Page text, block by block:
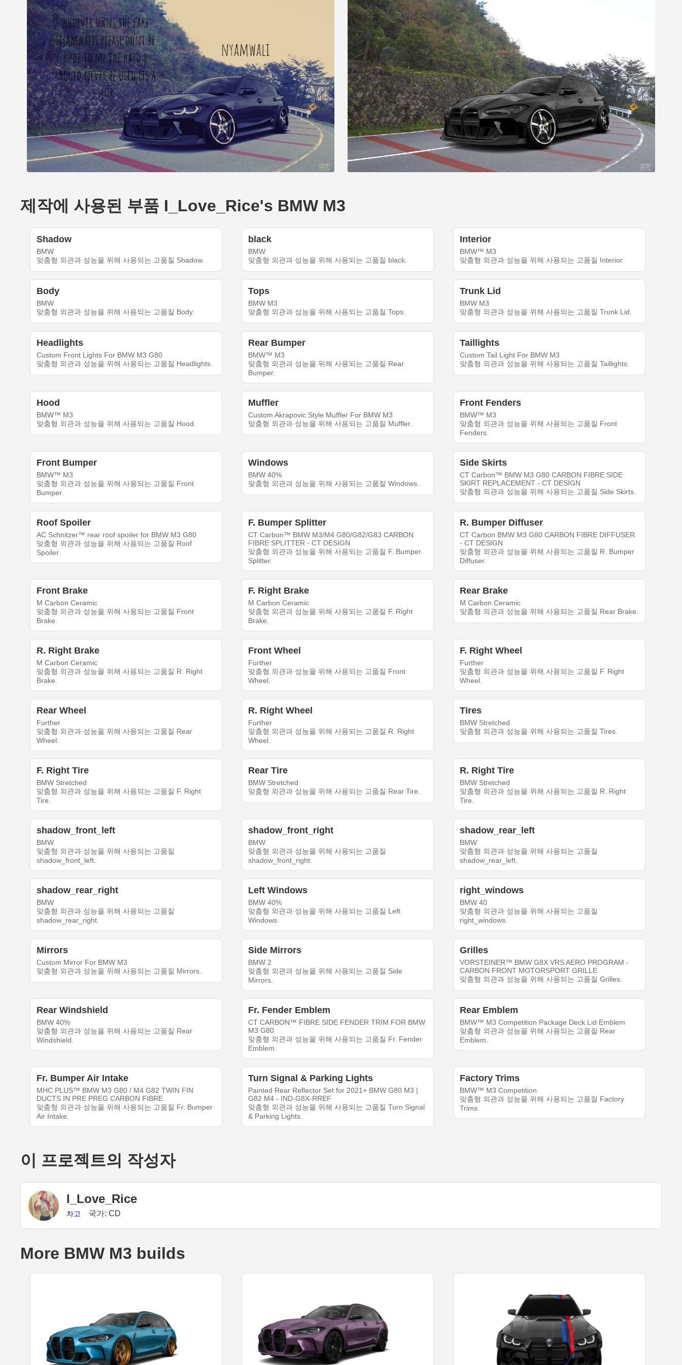
제작에 사용된 부품 I_Love_Rice's BMW M3
Shadow
BMW
맞춤형 외관과 성능을 위해 사용되는 고품질 Shadow.
black
BMW
맞춤형 외관과 성능을 위해 사용되는 고품질 black.
Interior
BMW™ M3
맞춤형 외관과 성능을 위해 사용되는 고품질 Interior.
Body
BMW
맞춤형 외관과 성능을 위해 사용되는 고품질 Body.
Tops
BMW M3
맞춤형 외관과 성능을 위해 사용되는 고품질 Tops.
Trunk Lid
BMW M3
맞춤형 외관과 성능을 위해 사용되는 고품질 Trunk Lid.
Headlights
Custom Front Lights For BMW M3 G80
맞춤형 외관과 성능을 위해 사용되는 고품질 Headlights.
Rear Bumper
BMW™ M3
맞춤형 외관과 성능을 위해 사용되는 고품질 Rear
Bumper.
Taillights
Custom Tail Light For BMW M3
맞춤형 외관과 성능을 위해 사용되는 고품질 Taillights.
Hood
BMW™ M3
맞춤형 외관과 성능을 위해 사용되는 고품질 Hood.
Muffler
Custom Akrapovic Style Muffler For BMW M3
맞춤형 외관과 성능을 위해 사용되는 고품질 Muffler.
Front Fenders
BMW™ M3
맞춤형 외관과 성능을 위해 사용되는 고품질 Front
Fenders.
Front Bumper
BMW™ M3
맞춤형 외관과 성능을 위해 사용되는 고품질 Front
Bumper.
Windows
BMW 40%
맞춤형 외관과 성능을 위해 사용되는 고품질 Windows.
Side Skirts
CT Carbon™ BMW M3 G80 CARBON FIBRE SIDE
SKIRT REPLACEMENT - CT DESIGN
맞춤형 외관과 성능을 위해 사용되는 고품질 Side Skirts.
Roof Spoiler
AC Schnitzer™ rear roof spoiler for BMW M3 G80
맞춤형 외관과 성능을 위해 사용되는 고품질 Roof
Spoiler.
F. Bumper Splitter
CT Carbon™ BMW M3/M4 G80/G82/G83 CARBON
FIBRE SPLITTER - CT DESIGN
맞춤형 외관과 성능을 위해 사용되는 고품질 F. Bumper
Splitter.
R. Bumper Diffuser
CT Carbon BMW M3 G80 CARBON FIBRE DIFFUSER
- CT DESIGN
맞춤형 외관과 성능을 위해 사용되는 고품질 R. Bumper
Diffuser.
Front Brake
M Carbon Ceramic
맞춤형 외관과 성능을 위해 사용되는 고품질 Front
Brake.
F. Right Brake
M Carbon Ceramic
맞춤형 외관과 성능을 위해 사용되는 고품질 F. Right
Brake.
Rear Brake
M Carbon Ceramic
맞춤형 외관과 성능을 위해 사용되는 고품질 Rear Brake.
R. Right Brake
M Carbon Ceramic
맞춤형 외관과 성능을 위해 사용되는 고품질 R. Right
Brake.
Front Wheel
Further
맞춤형 외관과 성능을 위해 사용되는 고품질 Front
Wheel.
F. Right Wheel
Further
맞춤형 외관과 성능을 위해 사용되는 고품질 F. Right
Wheel.
Rear Wheel
Further
맞춤형 외관과 성능을 위해 사용되는 고품질 Rear
Wheel.
R. Right Wheel
Further
맞춤형 외관과 성능을 위해 사용되는 고품질 R. Right
Wheel.
Tires
BMW Stretched
맞춤형 외관과 성능을 위해 사용되는 고품질 Tires.
F. Right Tire
BMW Stretched
맞춤형 외관과 성능을 위해 사용되는 고품질 F. Right
Tire.
Rear Tire
BMW Stretched
맞춤형 외관과 성능을 위해 사용되는 고품질 Rear Tire.
R. Right Tire
BMW Stretched
맞춤형 외관과 성능을 위해 사용되는 고품질 R. Right
Tire.
shadow_front_left
BMW
맞춤형 외관과 성능을 위해 사용되는 고품질
shadow_front_left.
shadow_front_right
BMW
맞춤형 외관과 성능을 위해 사용되는 고품질
shadow_front_right.
shadow_rear_left
BMW
맞춤형 외관과 성능을 위해 사용되는 고품질
shadow_rear_left.
shadow_rear_right
BMW
맞춤형 외관과 성능을 위해 사용되는 고품질
shadow_rear_right.
Left Windows
BMW 40%
맞춤형 외관과 성능을 위해 사용되는 고품질 Left
Windows.
right_windows
BMW 40
맞춤형 외관과 성능을 위해 사용되는 고품질
right_windows.
Mirrors
Custom Mirror For BMW M3
맞춤형 외관과 성능을 위해 사용되는 고품질 Mirrors.
Side Mirrors
BMW 2
맞춤형 외관과 성능을 위해 사용되는 고품질 Side
Mirrors.
Grilles
VORSTEINER™ BMW G8X VRS AERO PROGRAM -
CARBON FRONT MOTORSPORT GRILLE
맞춤형 외관과 성능을 위해 사용되는 고품질 Grilles.
Rear Windshield
BMW 40%
맞춤형 외관과 성능을 위해 사용되는 고품질 Rear
Windshield.
Fr. Fender Emblem
CT CARBON™ FIBRE SIDE FENDER TRIM FOR BMW
M3 G80
맞춤형 외관과 성능을 위해 사용되는 고품질 Fr. Fender
Emblem.
Rear Emblem
BMW™ M3 Competition Package Deck Lid Emblem
맞춤형 외관과 성능을 위해 사용되는 고품질 Rear
Emblem.
Fr. Bumper Air Intake
MHC PLUS™ BMW M3 G80 / M4 G82 TWIN FIN
DUCTS IN PRE PREG CARBON FIBRE
맞춤형 외관과 성능을 위해 사용되는 고품질 Fr. Bumper
Air Intake.
Turn Signal & Parking Lights
Painted Rear Reflector Set for 2021+ BMW G80 M3 |
G82 M4 - IND-G8X-RREF
맞춤형 외관과 성능을 위해 사용되는 고품질 Turn Signal
& Parking Lights.
Factory Trims
BMW™ M3 Competition
맞춤형 외관과 성능을 위해 사용되는 고품질 Factory
Trims.
이 프로젝트의 작성자
I_Love_Rice
차고 국가: CD
More BMW M3 builds